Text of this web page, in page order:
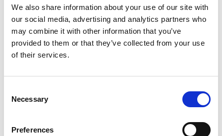
We also share information about your use of our site with
our social media, advertising and analytics partners who
may combine it with other information that you’ve
provided to them or that they’ve collected from your use
of their services.
Selection
Necessary
Preferences
Le manque de personnel qualifié et la protection des
données favorisent l’IA embarquée.
Dans le secteur de la santé, l’IA embarquée contribuera à
de nombreux progrès, notamment pour améliorer le
Les domaines d’application de l’IA embarquée sont
multiples : on trouve des possibilités d’utilisation dans
technique médicale, la construction mécanique, les